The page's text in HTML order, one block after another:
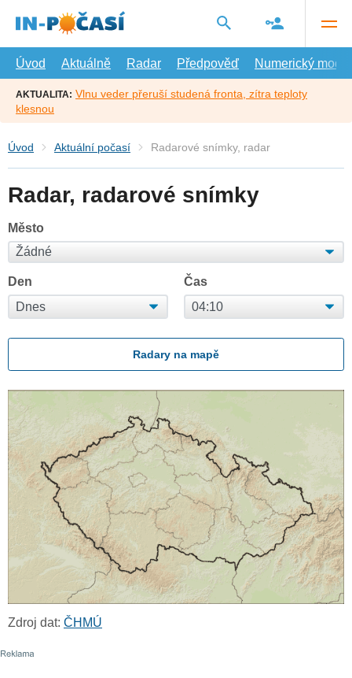
hlavní
Úvod
Aktuálně Radar Předpověď Numerický model
AKTUALITA: Vlnu veder přeruší studená fronta, zítra teploty
klesnou
Úvod Aktuální počasí Radarové snímky, radar
Radar, radarové snímky
Město
Den Čas
Radary na mapě
Zdroj dat: ČHMÚ